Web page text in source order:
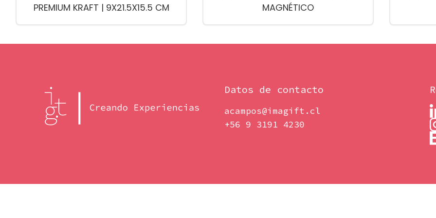
PREMIUM KRAFT | 9X21.5X15.5 CM
MAGNÉTICO
Datos de contacto
acampos@imagift.cl
+56 9 3191 4230